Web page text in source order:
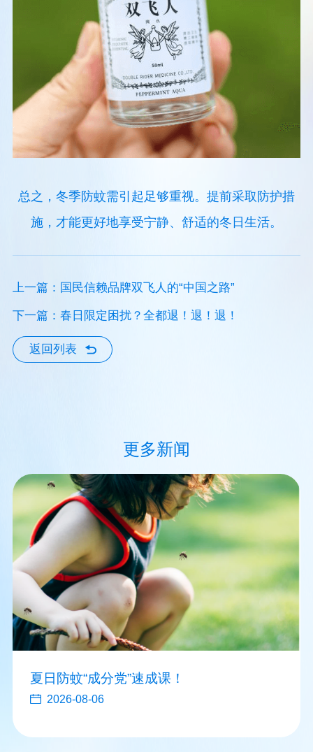
总之，冬季防蚊需引起足够重视。提前采取防护措
施，才能更好地享受宁静、舒适的冬日生活。
上一篇：国民信赖品牌双飞人的“中国之路”
下一篇：春日限定困扰？全都退！退！退！
返回列表
更多新闻
夏日防蚊“成分党”速成课！
2026-08-06